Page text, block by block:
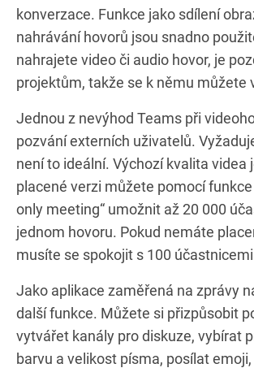
konverzace. Funkce jako sdílení
nahrávání hovorů jsou snadno
nahrajete video či audio hovor, je
projektům, takže se k němu můžete
Jednou z nevýhod Teams při
pozvání externích uživatelů.
není to ideální. Výchozí kvalita videa
placené verzi můžete pomocí
only meeting“ umožnit až 20 000
jednom hovoru. Pokud nemáte
musíte se spokojit s 100
Jako aplikace zaměřená na zprávy
další funkce. Můžete si přizpůsobit
vytvářet kanály pro diskuze, vybírat
barvu a velikost písma, posílat emoji,